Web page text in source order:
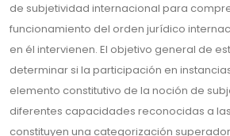
de subjetividad internacional para
funcionamiento del orden jurídico
en él intervienen. El objetivo general de
determinar si la participación en
elemento constitutivo de la noción de
diferentes capacidades reconocidas a
constituyen una categorización